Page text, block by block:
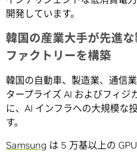
開発しています。
韓国の産業大手が先進
ファクトリーを構築
韓国の自動車、製造業、通信
タープライズ AI およびフィジ
に、AI インフラへの大規模な
す。
Samsung は 5 万基以上の